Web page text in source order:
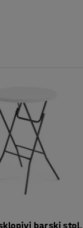
barski stol,